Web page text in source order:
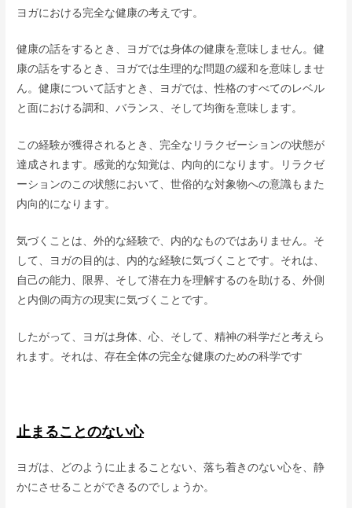
ヨガにおける完全な健康の考えです。
健康の話をするとき、ヨガでは身体の健康を意味しません。健
康の話をするとき、ヨガでは生理的な問題の緩和を意味しませ
ん。健康について話すとき、ヨガでは、性格のすべてのレベル
と面における調和、バランス、そして均衡を意味します。
この経験が獲得されるとき、完全なリラクゼーションの状態が
達成されます。感覚的な知覚は、内向的になります。リラクゼ
ーションのこの状態において、世俗的な対象物への意識もまた
内向的になります。
気づくことは、外的な経験で、内的なものではありません。そ
して、ヨガの目的は、内的な経験に気づくことです。それは、
自己の能力、限界、そして潜在力を理解するのを助ける、外側
と内側の両方の現実に気づくことです。
したがって、ヨガは身体、心、そして、精神の科学だと考えら
れます。それは、存在全体の完全な健康のための科学です
止まることのない心
ヨガは、どのように止まることない、落ち着きのない心を、静
かにさせることができるのでしょうか。